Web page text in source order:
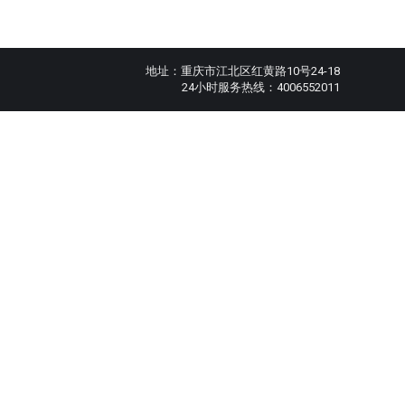
地址：重庆市江北区红黄路10号24-18
24小时服务热线：4006552011